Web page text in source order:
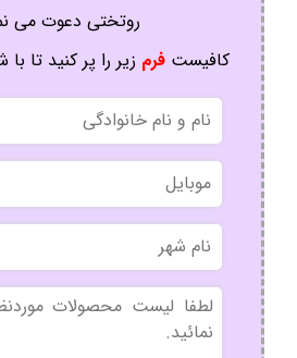
روتختی دعوت می
کافیستفرم زیر را پر کنید تا
نام
و
نام
خانوادگی
موبایل
نام
شهر
بدون
عنوان